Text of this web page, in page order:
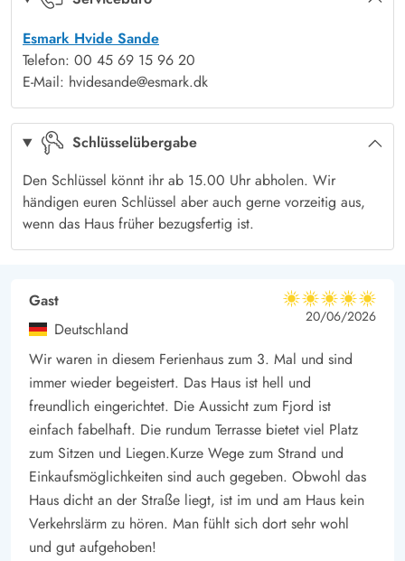
unvergessliches Erlebnis.
Auch der lebhafte Fischerort Hvide Sande ist nur einen
Restaurants und die gemütlichen Strassencafés laden zum
Shoppen und Bummeln ein. Auch der Besuch des
betriebsamen Hafens ist ein tolles Erlebnis. Hier könnt Ihr die
fangfrischen Schollen direkt vom Kutter kaufen. Wer früh auf
den Beinen ist, kann auch die Auktionshallen besuchen und
zuschauen wie der fangfrische Fisch feil geboten wird.
Esmark Hvide Sande
Telefon: 00 45 69 15 96 20
E-Mail: hvidesande@esmark.dk
Schlüsselübergabe
Den Schlüssel könnt ihr ab 15.00 Uhr abholen. Wir
händigen euren Schlüssel aber auch gerne vorzeitig aus,
wenn das Haus früher bezugsfertig ist.
Gast
Deutschland
5 von 5
5 von 5
5 out of 5
20/06/2026
Wir waren in diesem Ferienhaus zum 3. Mal und sind
immer wieder begeistert. Das Haus ist hell und
freundlich eingerichtet. Die Aussicht zum Fjord ist
einfach fabelhaft. Die rundum Terrasse bietet viel Platz
zum Sitzen und Liegen.Kurze Wege zum Strand und
Einkaufsmöglichkeiten sind auch gegeben. Obwohl das
Haus dicht an der Straße liegt, ist im und am Haus kein
Verkehrslärm zu hören. Man fühlt sich dort sehr wohl
und gut aufgehoben!